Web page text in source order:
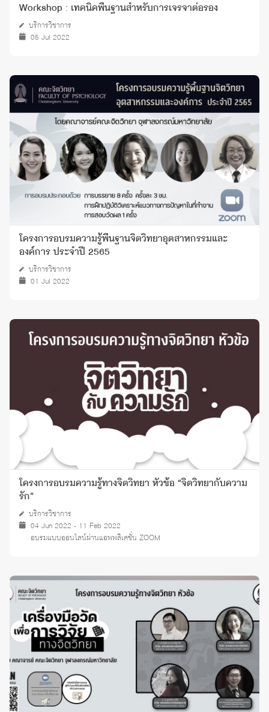
Workshop : เทคนิคพื้นฐานสำหรับการเจรจาต่อรอง
บริการวิชาการ
05 Jul 2022
โครงการอบรมความรู้พื้นฐานจิตวิทยาอุตสาหกรรมและ
องค์การ ประจำปี 2565
บริการวิชาการ
01 Jul 2022
โครงการอบรมความรู้ทางจิตวิทยา หัวข้อ “จิตวิทยากับความ
รัก”
บริการวิชาการ
04 Jun 2022 - 11 Feb 2022
อบรมแบบออนไลน์ผ่านแอพพลิเคชั่น ZOOM